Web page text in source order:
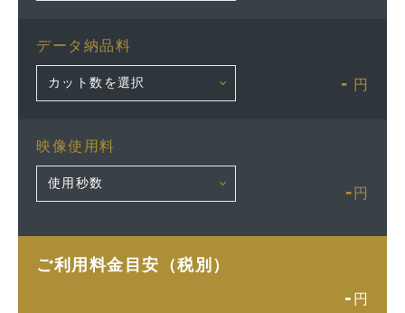
データ納品料
- 円
映像使用料
- 円
ご利用料金目安（税別）
- 円